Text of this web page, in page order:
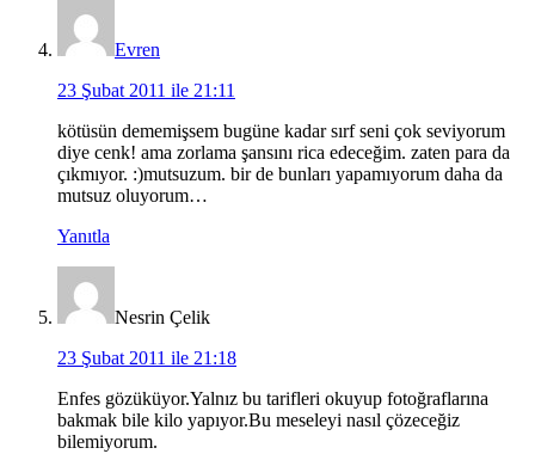
Evren
23 Şubat 2011 ile 21:11
kötüsün dememişsem bugüne kadar sırf seni çok seviyorum
diye cenk! ama zorlama şansını rica edeceğim. zaten para da
çıkmıyor. :)mutsuzum. bir de bunları yapamıyorum daha da
mutsuz oluyorum…
Yanıtla
Nesrin Çelik
23 Şubat 2011 ile 21:18
Enfes gözüküyor.Yalnız bu tarifleri okuyup fotoğraflarına
bakmak bile kilo yapıyor.Bu meseleyi nasıl çözeceğiz
bilemiyorum.